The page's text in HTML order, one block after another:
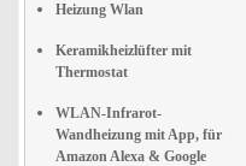
Heizung Wlan
Keramikheizlüfter mit
Thermostat
WLAN-Infrarot-
Wandheizung mit App, für
Amazon Alexa & Google